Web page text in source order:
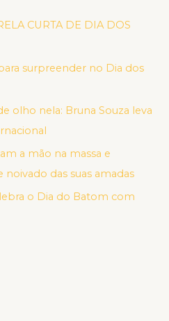
CURTA DE DIA DOS
surpreender no Dia dos
olho nela: Bruna Souza leva
a mão na massa e
das suas amadas
o Dia do Batom com